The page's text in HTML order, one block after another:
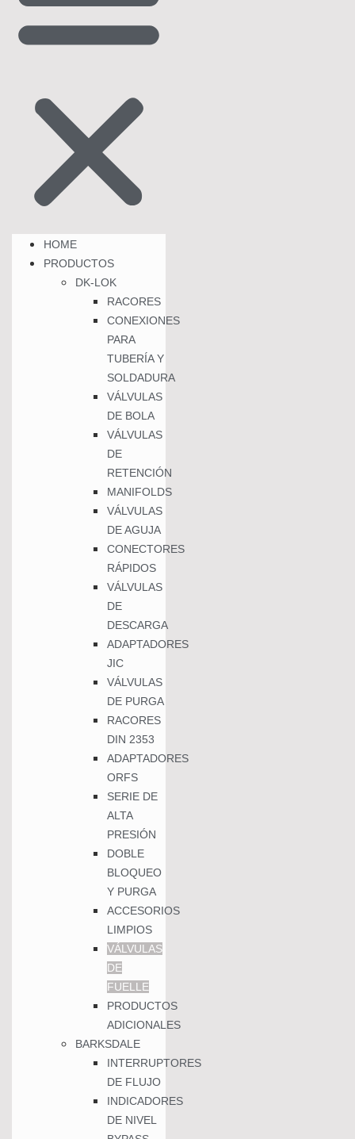
HOME
PRODUCTOS
DK-LOK
RACORES
CONEXIONES
PARA
TUBERÍA Y
SOLDADURA
VÁLVULAS
DE BOLA
VÁLVULAS
DE
RETENCIÓN
MANIFOLDS
VÁLVULAS
DE AGUJA
CONECTORES
RÁPIDOS
VÁLVULAS
DE
DESCARGA
ADAPTADORES
JIC
VÁLVULAS
DE PURGA
RACORES
DIN 2353
ADAPTADORES
ORFS
SERIE DE
ALTA
PRESIÓN
DOBLE
BLOQUEO
Y PURGA
ACCESORIOS
LIMPIOS
VÁLVULAS
DE
FUELLE
PRODUCTOS
ADICIONALES
BARKSDALE
INTERRUPTORES
DE FLUJO
INDICADORES
DE NIVEL